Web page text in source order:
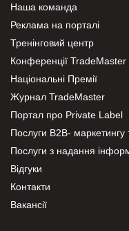
Наша команда
Реклама на порталі
Тренінговий центр
Конференції TradeMaster
Національні Премії
Журнал TradeMaster
Портал про Private Label
Послуги В2В- маркетингу
Послуги з надання
Відгуки
Контакти
Вакансії